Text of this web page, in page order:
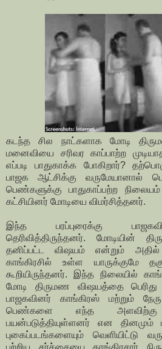
கடந்த சில நாட்களாக மோடி
மனைவியை சரிவர காப்பாற்ற
எப்படி பாதுகாக்க போகிறார்?
பாஜக ஆட்சிக்கு வருமேயானால்
பெண்களுக்கு பாதுகாப்பற்ற
கட்சியினர் மோடியை விமர்சித்தனர்.
இந்த பரப்புரைக்கு
தெரிவித்திருந்தனர். மோடியின்
தனிப்பட்ட விஷயம் என்றும் அதில்
காங்கிரசில் உள்ள யாருக்குமே
கூறியிருந்தனர். இந்த நிலையில்
மோடி திருமண விஷயத்தை
பாஜகவினர் காங்கிரஸ் மற்றும்
பெண்களை எந்த
பயன்படுத்தியுள்ளனர் என தினமும்
புகைப்படங்களையும் வெளியிட்டு